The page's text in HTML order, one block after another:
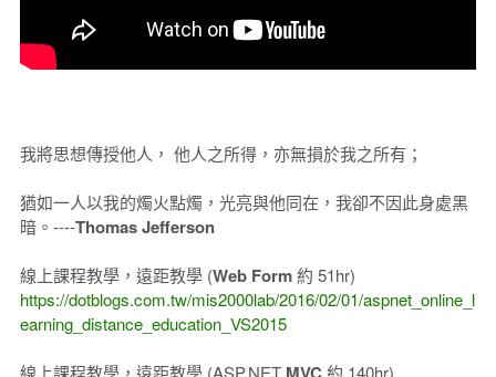
我將思想傳授他人， 他人之所得，亦無損於我之所有；
猶如一人以我的燭火點燭，光亮與他同在，我卻不因此身處黑
暗。----Thomas Jefferson
線上課程教學，遠距教學 (Web Form約 51hr)
https://dotblogs.com.tw/mis2000lab/2016/02/01/aspnet_online_l
earning_distance_education_VS2015